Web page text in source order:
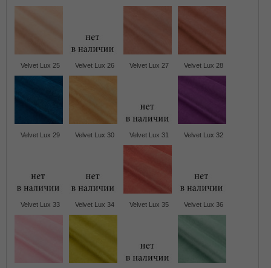
Velvet Lux 25 Velvet Lux 26 Velvet Lux 27 Velvet Lux 28
Velvet Lux 29 Velvet Lux 30 Velvet Lux 31 Velvet Lux 32
Velvet Lux 33 Velvet Lux 34 Velvet Lux 35 Velvet Lux 36